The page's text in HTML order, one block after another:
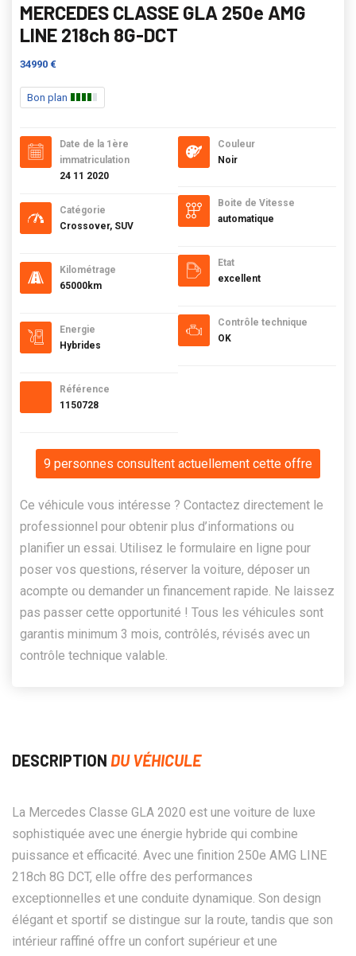
MERCEDES CLASSE GLA 250e AMG
LINE 218ch 8G-DCT
34990 €
Bon plan
Date de la 1ère
immatriculation
24 11 2020
Catégorie
Crossover, SUV
Kilométrage
65000km
Energie
Hybrides
Référence
1150728
Couleur
Noir
Boite de Vitesse
automatique
Etat
excellent
Contrôle technique
OK
9 personnes consultent actuellement cette offre
Ce véhicule vous intéresse ? Contactez directement le
professionnel pour obtenir plus d’informations ou
planifier un essai. Utilisez le formulaire en ligne pour
poser vos questions, réserver la voiture, déposer un
acompte ou demander un financement rapide. Ne laissez
pas passer cette opportunité ! Tous les véhicules sont
garantis minimum 3 mois, contrôlés, révisés avec un
contrôle technique valable.
DESCRIPTION DU VÉHICULE
La Mercedes Classe GLA 2020 est une voiture de luxe
sophistiquée avec une énergie hybride qui combine
puissance et efficacité. Avec une finition 250e AMG LINE
218ch 8G DCT, elle offre des performances
exceptionnelles et une conduite dynamique. Son design
élégant et sportif se distingue sur la route, tandis que son
intérieur raffiné offre un confort supérieur et une